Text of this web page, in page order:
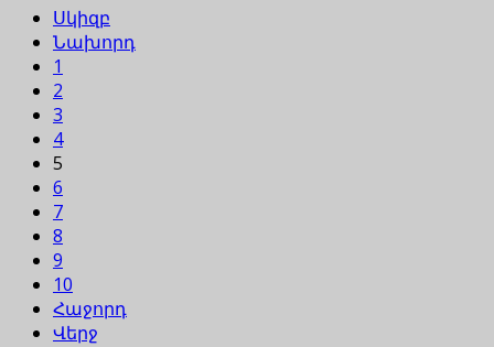
Սկիզբ
Նախորդ
1
2
3
4
5
6
7
8
9
10
Հաջորդ
Վերջ